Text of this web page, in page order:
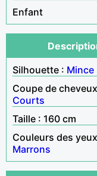
Enfant
Silhouette : Mince
Coupe de
Courts
Taille : 160 cm
Couleurs des
Marrons